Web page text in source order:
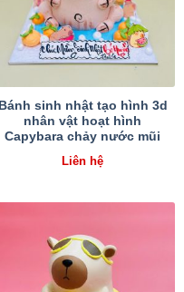
Bánh sinh nhật tạo hình 3d
nhân vật hoạt hình
Capybara chảy nước mũi
Liên hệ